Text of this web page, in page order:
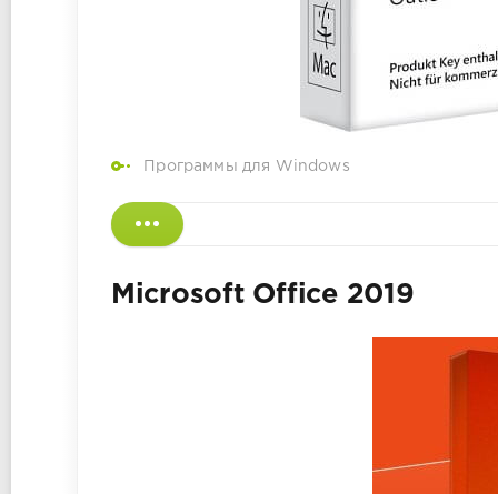
Программы для Windows
Microsoft Office 2019